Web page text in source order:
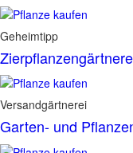
Geheimtipp
Versandgärtnerei
Garten- und